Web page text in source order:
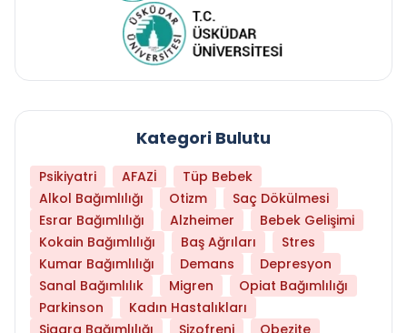
Kategori Bulutu
Psikiyatri AFAZİ
Tüp Bebek
Alkol Bağımlılığı
Otizm
Saç Dökülmesi
Esrar Bağımlılığı
Alzheimer
Bebek Gelişimi
Kokain Bağımlılığı
Baş Ağrıları
Stres
Kumar Bağımlılığı
Demans
Depresyon
Sanal Bağımlılık
Migren
Opiat Bağımlılığı
Parkinson
Kadın Hastalıkları
Sigara Bağımlılığı
Şizofreni
Obezite